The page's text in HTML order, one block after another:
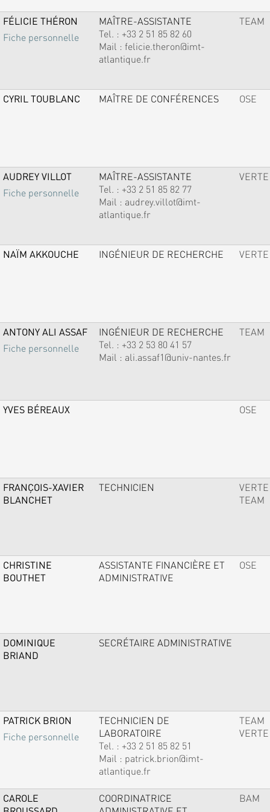
FÉLICIE THÉRON
Fiche personnelle
MAÎTRE-ASSISTANTE
Tel. : +33 2 51 85 82 60
Mail : felicie.theron@imt-
atlantique.fr
TEAM
CYRIL TOUBLANC MAÎTRE DE CONFÉRENCES OSE
AUDREY VILLOT
Fiche personnelle
MAÎTRE-ASSISTANTE
Tel. : +33 2 51 85 82 77
Mail : audrey.villot@imt-
atlantique.fr
VERTE
NAÏM AKKOUCHE INGÉNIEUR DE RECHERCHE VERTE
ANTONY ALI ASSAF
Fiche personnelle
INGÉNIEUR DE RECHERCHE
Tel. : +33 2 53 80 41 57
Mail : ali.assaf1@univ-nantes.fr
TEAM
YVES BÉREAUX OSE
FRANÇOIS-XAVIER
BLANCHET
TECHNICIEN
VERTE
TEAM
CHRISTINE
BOUTHET
ASSISTANTE FINANCIÈRE ET
ADMINISTRATIVE
OSE
DOMINIQUE
BRIAND
SECRÉTAIRE ADMINISTRATIVE
PATRICK BRION
Fiche personnelle
TECHNICIEN DE
LABORATOIRE
Tel. : +33 2 51 85 82 51
Mail : patrick.brion@imt-
atlantique.fr
TEAM
VERTE
CAROLE
COORDINATRICE
BAM